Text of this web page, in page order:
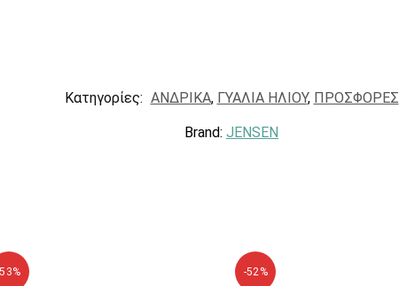
Κατηγορίες: ΑΝΔΡΙΚΑ, ΓΥΑΛΙΑ ΗΛΙΟΥ, ΠΡΟΣΦΟΡΕΣ
Brand: JENSEN
-52%